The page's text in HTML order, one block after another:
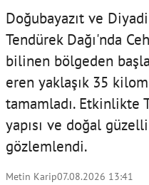
Doğubayazıt ve
Tendürek Dağı'nda
bilinen bölgeden
eren yaklaşık 35
tamamladı. Etkinlikte
yapısı ve doğal
gözlemlendi.
Metin Karip07.08.2026 13:41